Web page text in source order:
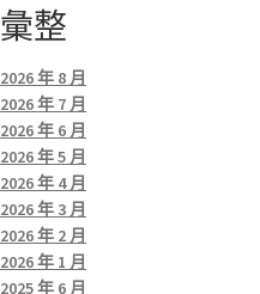
彙整
2026 年 8 月
2026 年 7 月
2026 年 6 月
2026 年 5 月
2026 年 4 月
2026 年 3 月
2026 年 2 月
2026 年 1 月
2025 年 6 月